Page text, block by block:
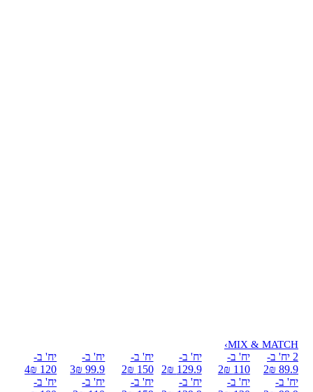
MIX & MATCH
›
2 יח' ב-
89.9 ₪
2
יח' ב-
יח' ב-
110 ₪
2
יח' ב-
יח' ב-
129.9 ₪
2
יח' ב-
יח' ב-
150 ₪
2
יח' ב-
יח' ב-
99.9 ₪
3
יח' ב-
יח' ב-
120 ₪
4
יח' ב-